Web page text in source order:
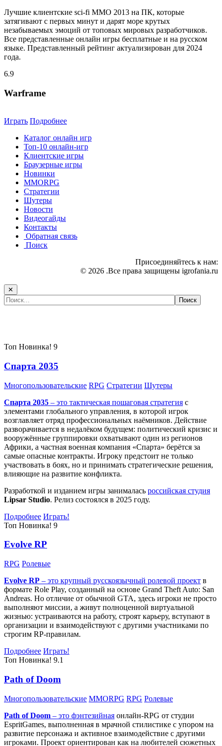
Лучшие клиентские sci-fi MMO 2013 на ПК, которые
затягивают с первых минут и дарят море крутых
незабываемых эмоций от топовых мировых разработчиков.
Все представленные онлайн игры бесплатные и на русском
языке. Представленный рейтинг актуализирован для 2024
года.
6.9
Warframe
Играть Подробнее
Каталог онлайн игр
Топ-10 онлайн-игр
Клиентские игры
Браузерные игры
Новинки
MMORPG
Стратегии
Шутеры
Новости
Видеогайды
Контакты
Обратная связь
Поиск
Присоединяйтесь к нам:
© 2026 .Все права защищены igrofania.ru
✕
Топ Новинка! 9
Спарта 2035
Многопользовательские RPG Стратегии Шутеры
Спарта 2035 – это тактическая пошаговая стратегия с
элементами глобального управления, в которой игрок
возглавляет отряд профессиональных наёмников. Действие
разворачивается в недалёком будущем: политический кризис и
вооружённые группировки охватывают один из регионов
Африки, а частная военная компания «Спарта» берётся за
самые опасные контракты. Игроку предстоит не только
участвовать в боях, но и принимать стратегические решения,
влияющие на развитие конфликта.
Разработкой и изданием игры занималась российская студия
Lipsar Studio. Релиз состоялся в 2025 году.
Подробнее Играть!
Топ Новинка! 9
Evolve RP
RPG Ролевые
Evolve RP – это крупный русскоязычный ролевой проект в
формате Role Play, созданный на основе Grand Theft Auto: San
Andreas. Но отличие от обычной GTA, здесь игроки не просто
выполняют миссии, а живут полноценной виртуальной
жизнью: устраиваются на работу, строят карьеру, вступают в
организации и взаимодействуют с другими участниками по
строгим RP-правилам.
Подробнее Играть!
Топ Новинка! 9.1
Path of Doom
Многопользовательские MMORPG RPG Ролевые
Path of Doom – это фэнтезийная онлайн-RPG от студии
EspritGames, выполненная в мрачной стилистике с упором на
развитие персонажа и активное взаимодействие с другими
игроками. Проект ориентирован как на любителей сюжетных